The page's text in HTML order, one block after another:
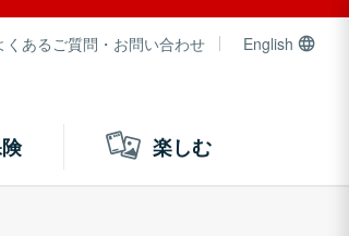
くあるご質問・お問い合わせ English
楽しむ